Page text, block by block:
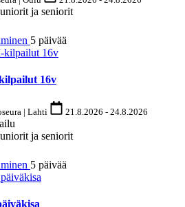
ja seniorit
5 päivää
16v
| Lahti 21.8.2026 - 24.8.2026
ja seniorit
5 päivää